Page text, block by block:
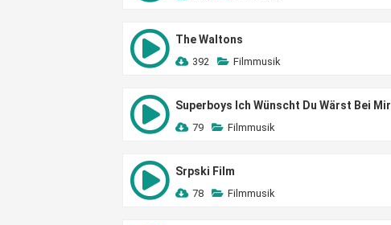
The Waltons
392 Filmmusik
Superboys Ich Wünscht Du Wärst Bei Mir
79 Filmmusik
Srpski Film
78 Filmmusik